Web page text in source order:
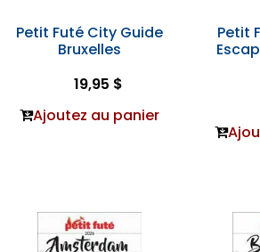
Petit Futé City Guide
Bruxelles
19,95 $
Ajoutez au panier
Petit